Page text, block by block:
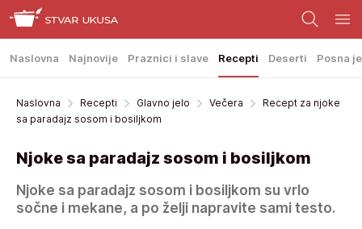
Naslovna Najnovije Praznici i slave Recepti Deserti Posna
Naslovna Recepti Glavno jelo Večera
Recept za njoke
sa paradajz sosom i bosiljkom
Njoke sa paradajz sosom i bosiljkom
Njoke sa paradajz sosom i bosiljkom su vrlo
sočne i mekane, a po želji napravite sami testo.